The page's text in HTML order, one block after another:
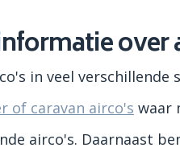
in veel verschillende
of caravan airco's waar
airco's. Daarnaast